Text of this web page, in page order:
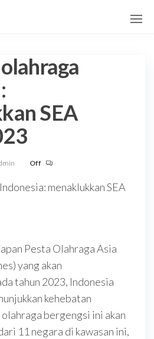
SEA
Off
menaklukkan SEA
Pesta Olahraga Asia
yang akan
tahun 2023, Indonesia
kehebatan
bergengsi ini akan
11 negara di kawasan ini,